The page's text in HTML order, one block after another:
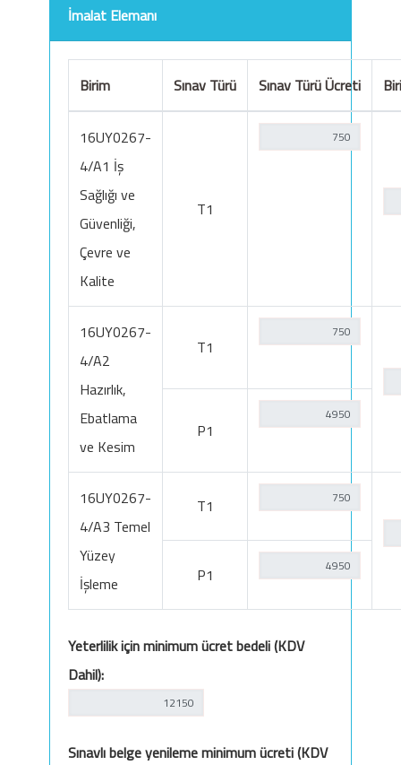
İmalat Elemanı
Birim Sınav Türü Sınav Türü Ücreti
16UY0267-
4/A1 İş
Sağlığı ve
Güvenliği,
Çevre ve
Kalite
T1
16UY0267-
4/A2
Hazırlık,
Ebatlama
ve Kesim
T1
P1
16UY0267-
4/A3 Temel
Yüzey
İşleme
T1
P1
Yeterlilik için minimum ücret bedeli (KDV
Dahil):
Sınavlı belge yenileme minimum ücreti (KDV